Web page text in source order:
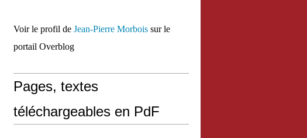
Voir le profil de Jean-Pierre Morbois sur le
portail Overblog
Pages, textes
téléchargeables en PdF